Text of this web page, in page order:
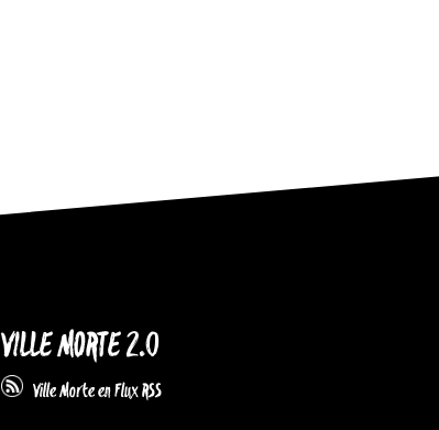
VILLE MORTE 2.0
Ville Morte en Flux RSS